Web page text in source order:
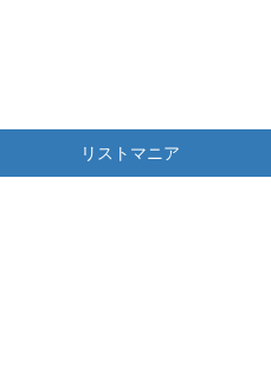
リストマニア